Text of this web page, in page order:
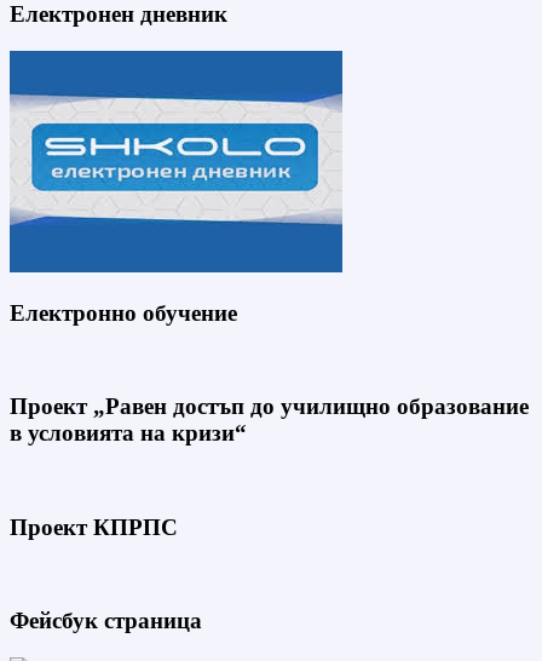
Електронен дневник
Електронно обучение
Проект „Равен достъп до училищно образование
в условията на кризи“
Проект КПРПС
Фейсбук страница